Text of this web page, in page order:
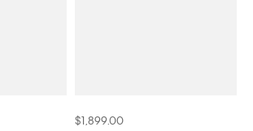
$1,899.00